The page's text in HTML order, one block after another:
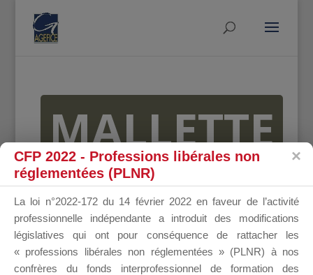
MALLETTE
DU
CFP 2022 - Professions libérales non
réglementées (PLNR)
La loi n°2022-172 du 14 février 2022 en faveur de l’activité
professionnelle indépendante a introduit des modifications
législatives qui ont pour conséquence de rattacher les
« professions libérales non réglementées » (PLNR) à nos
confrères du fonds interprofessionnel de formation des